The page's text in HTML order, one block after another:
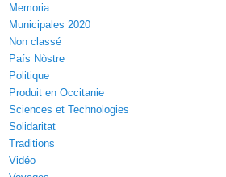
Memoria
Municipales 2020
Non classé
País Nòstre
Politique
Produit en Occitanie
Sciences et Technologies
Solidaritat
Traditions
Vidéo